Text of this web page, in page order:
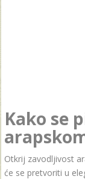
Kako se
Otkrij zavodljivost
će se pretvoriti u